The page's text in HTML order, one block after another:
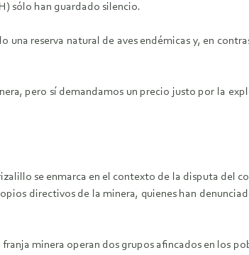
sólo han guardado silencio.
una reserva natural de aves endémicas y, en
pero sí demandamos un precio justo por la
se enmarca en el contexto de la disputa del
directivos de la minera, quienes han
minera operan dos grupos afincados en los